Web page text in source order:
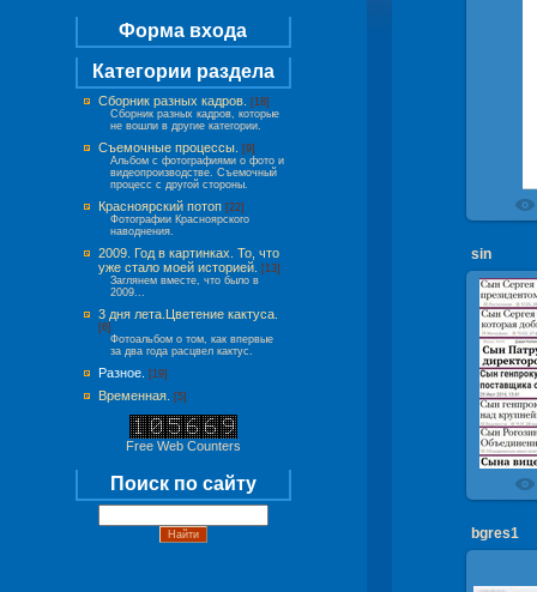
Форма входа
Категории раздела
Сборник разных кадров.
[18]
Сборник разных кадров, которые
не вошли в другие категории.
Съемочные процессы.
[9]
Альбом с фотографиями о фото и
видеопроизводстве. Съемочный
процесс с другой стороны.
Красноярский потоп [22]
Фотографии Красноярского
наводнения.
2009. Год в картинках. То, что
уже стало моей историей.
[13]
Заглянем вместе, что было в
2009...
3 дня лета.Цветение кактуса.
[6]
Фотоальбом о том, как впервые
за два года расцвел кактус.
Разное. [19]
Временная. [5]
Free Web Counters
Поиск по сайту
sin
bgres1